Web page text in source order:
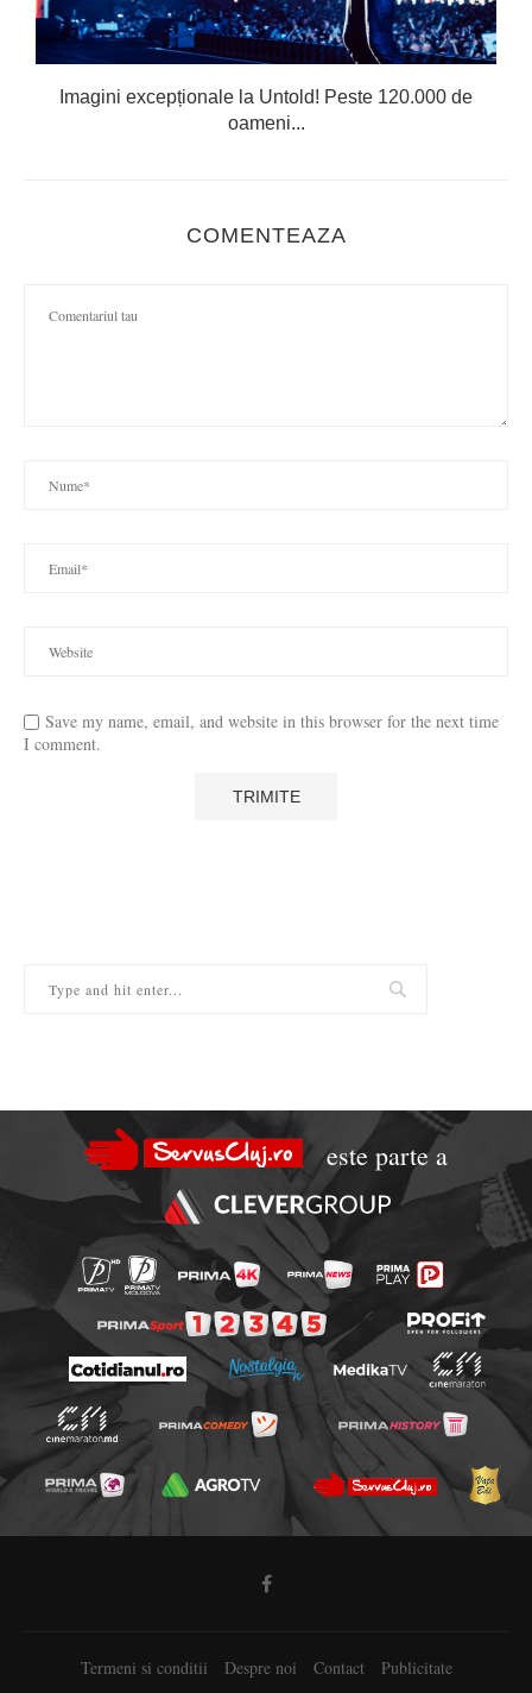
Imagini excepționale la Untold! Peste 120.000 de
oameni...
COMENTEAZA
Save my name, email, and website in this browser for the next time
I comment.
este parte a
Termeni si conditii Despre noi Contact Publicitate